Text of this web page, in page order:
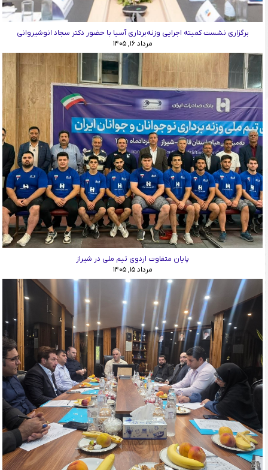
برگزاری نشست کمیته اجرایی وزنه‌برداری آسیا با حضور دکتر سجاد انوشیروانی
مرداد ۱۶, ۱۴۰۵
پایان متفاوت اردوی تیم ملی در شیراز
مرداد ۱۵, ۱۴۰۵